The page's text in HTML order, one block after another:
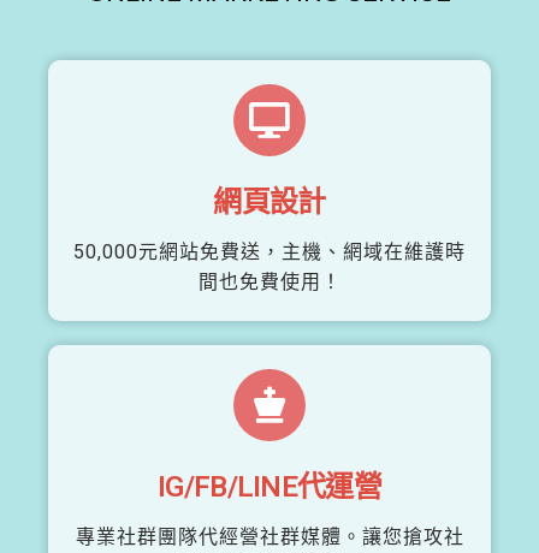
網頁設計
50,000元網站免費送，主機、網域在維護時
間也免費使用！
IG/FB/LINE代運營
專業社群團隊代經營社群媒體。讓您搶攻社